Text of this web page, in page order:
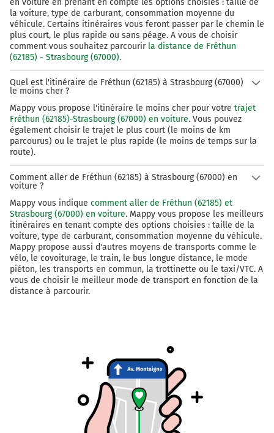
en voiture en prenant en compte les options choisies : taille de
la voiture, type de carburant, consommation moyenne du
véhicule. Certains itinéraires vous feront passer par le chemin le
plus court, le plus rapide ou sans péage. A vous de choisir
comment vous souhaitez parcourir la distance de Fréthun
(62185) - Strasbourg (67000).
Quel est l'itinéraire de Fréthun (62185) à Strasbourg (67000)
le moins cher ?
Mappy vous propose l'itinéraire le moins cher pour votre trajet
Fréthun (62185)-Strasbourg (67000) en voiture. Vous pouvez
également choisir le trajet le plus court (le moins de km
parcourus) ou le trajet le plus rapide (le moins de temps sur la
route).
Comment aller de Fréthun (62185) à Strasbourg (67000) en
voiture ?
Mappy vous indique comment aller de Fréthun (62185) et
Strasbourg (67000) en voiture. Mappy vous propose les meilleurs
itinéraires en tenant compte des options choisies : taille de la
voiture, type de carburant, consommation moyenne du véhicule.
Mappy propose aussi d'autres moyens de transports comme le
vélo, le covoiturage, le train, le bus longue distance, le mode
piéton, les transports en commun, la trottinette ou le taxi/VTC. A
vous de choisir le meilleur mode de transport en fonction de la
distance à parcourir.